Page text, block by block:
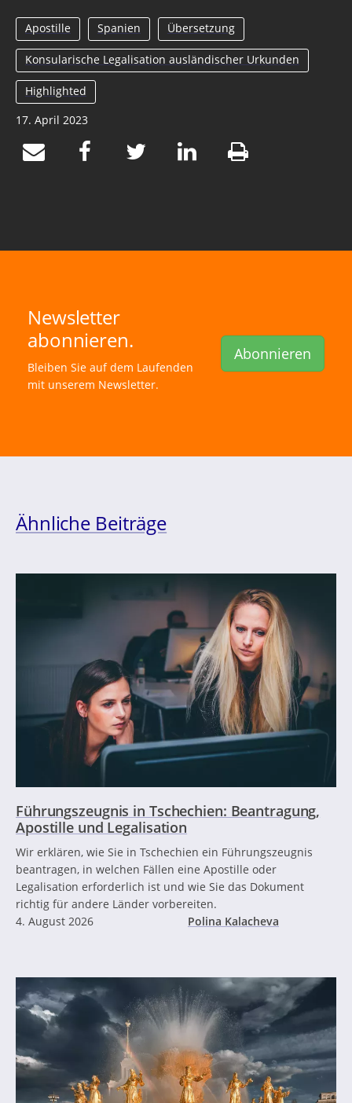
Apostille Spanien Übersetzung
Konsularische Legalisation ausländischer Urkunden
Highlighted
17. April 2023
Newsletter
abonnieren.
Bleiben Sie auf dem Laufenden
mit unserem Newsletter.
Abonnieren
Ähnliche Beiträge
Führungszeugnis in Tschechien: Beantragung,
Apostille und Legalisation
Wir erklären, wie Sie in Tschechien ein Führungszeugnis
beantragen, in welchen Fällen eine Apostille oder
Legalisation erforderlich ist und wie Sie das Dokument
richtig für andere Länder vorbereiten.
4. August 2026
Polina Kalacheva